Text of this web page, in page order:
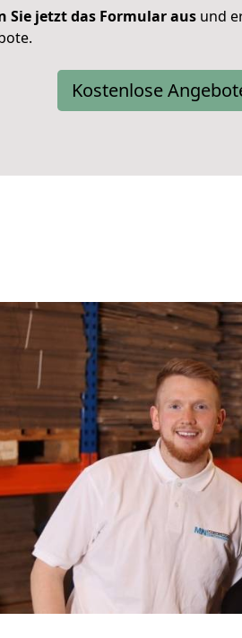
Sie jetzt das Formular aus und
Kostenlose